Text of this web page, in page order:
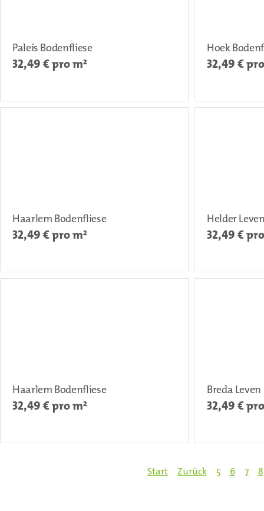
Paleis Bodenfliese
32,49 € pro m²
Hoek
32,49 €
Haarlem Bodenfliese
32,49 € pro m²
Helder
32,49 €
Haarlem Bodenfliese
32,49 € pro m²
Breda Leven
32,49 €
Start Zurück 5 6 7 8